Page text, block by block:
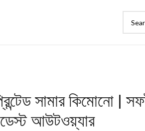
সামার কিমোনো |
আউটওয়্যার